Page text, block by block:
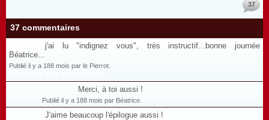
37
37 commentaires
j'ai lu "indignez vous", très instructif...bonne journée
Béatrice...
Publié il y a 188 mois par le Pierrot.
Merci, à toi aussi !
Publié il y a 188 mois par Béatrice.
J'aime beaucoup l'épilogue aussi !